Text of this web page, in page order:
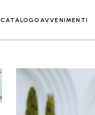
CATALOGO AVVENIMENTI